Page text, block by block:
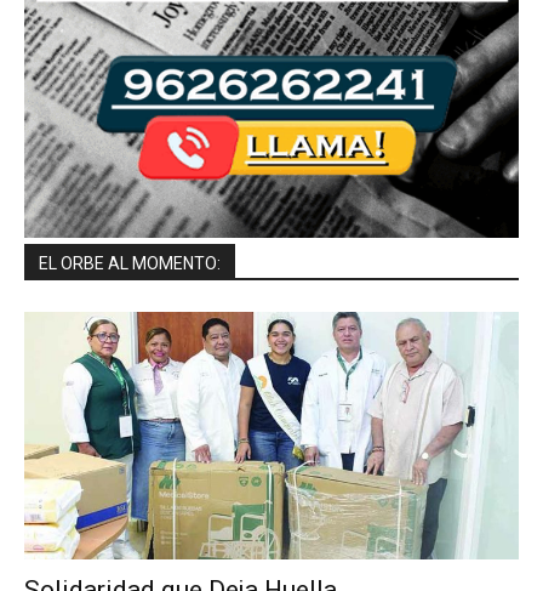
EL ORBE AL MOMENTO: